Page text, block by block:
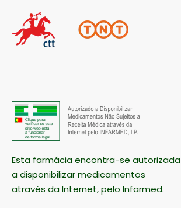
Esta farmácia encontra-se autorizada
a disponibilizar medicamentos
através da Internet, pelo Infarmed.